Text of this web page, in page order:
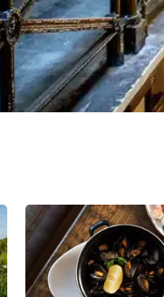
Nutzung der
Interaktion
Cookies und
klicken Sie